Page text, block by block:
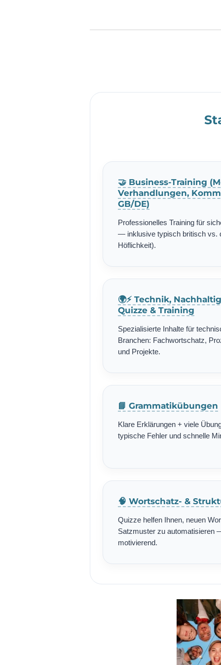
🤝 Business-Training
Verhandlungen,
GB/DE)
Professionelles Training für
— inklusive typisch britisch vs.
Höflichkeit).
🌍⚡ Technik,
Quizze & Training
Spezialisierte Inhalte für
Branchen: Fachwortschatz,
und Projekte.
📘 Grammatikübungen
Klare Erklärungen + viele
typische Fehler und schnelle
🧠 Wortschatz- &
Quizze helfen Ihnen, neuen
Satzmuster zu automatisieren
motivierend.